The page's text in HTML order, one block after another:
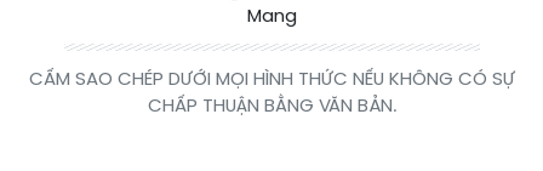
CẤM SAO CHÉP DƯỚI MỌI HÌNH THỨC NẾU KHÔNG CÓ SỰ
CHẤP THUẬN BẰNG VĂN BẢN.